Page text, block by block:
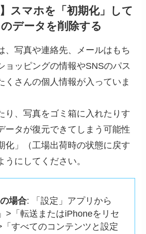
】スマホを「初期化」して
データを削除する
、写真や連絡先、メールはもち
ョッピングの情報やSNSのパス
くさんの個人情報が入っていま
り、写真をゴミ箱に入れたりす
ータが復元できてしまう可能性
化」（工場出荷時の状態に戻す
うにしてください。
場合: 「設定」アプリから
>「転送またはiPhoneをリセ
「すべてのコンテンツと設定